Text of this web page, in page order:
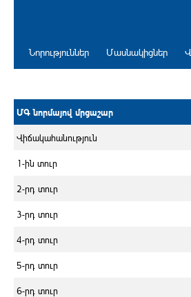
Մասնակիցներ
Նորություններ
ՄԳ նորմայով մրցաշար
Վիճակահանություն
1-ին տուր
2-րդ տուր
3-րդ տուր
4-րդ տուր
5-րդ տուր
6-րդ տուր